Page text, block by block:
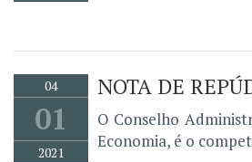
04
01
2021
NOTA DE
O Conselho
Economia, é o